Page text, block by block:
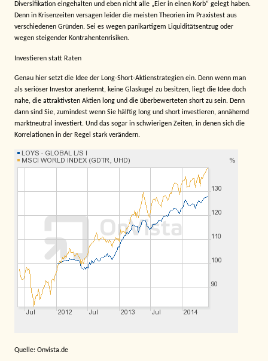
Diversifikation eingehalten und eben nicht alle „Eier in einen Korb“ gelegt haben.
Denn in Krisenzeiten versagen leider die meisten Theorien im Praxistest aus
verschiedenen Gründen. Sei es wegen panikartigem Liquiditätsentzug oder
wegen steigender Kontrahentenrisiken.
Investieren statt Raten
Genau hier setzt die Idee der Long-Short-Aktienstrategien ein. Denn wenn man
als seriöser Investor anerkennt, keine Glaskugel zu besitzen, liegt die Idee doch
nahe, die attraktivsten Aktien long und die überbewerteten short zu sein. Denn
dann sind Sie, zumindest wenn Sie hälftig long und short investieren, annähernd
marktneutral investiert. Und das sogar in schwierigen Zeiten, in denen sich die
Korrelationen in der Regel stark verändern.
Quelle: Onvista.de